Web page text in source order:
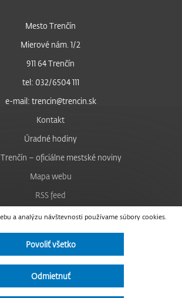
a analýzu návštevnosti používame súbory cookies.
Povoliť všetko
Odmietnuť
Mesto Trenčín
Mierové nám. 1/2
911 64 Trenčín
tel: 032/6504 111
e-mail: trencin@trencin.sk
Kontakt
Úradné hodiny
– oficiálne mestské noviny
Mapa webu
RSS feed
Nastavenie cookies
Facebook
Instagram
Vyhlásenie o prístupnosti